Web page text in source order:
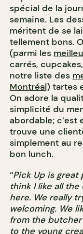
spécial de la
semaine. Les
méritent de se
tellement bons.
(parmi les
carrés,
notre liste des
Montréal) tartes
On adore la
simplicité du
abordable;
trouve une
simplement au
bon lunch.
“Pick Up is great
think I like all
here. We really
welcoming. We
from the
to the young